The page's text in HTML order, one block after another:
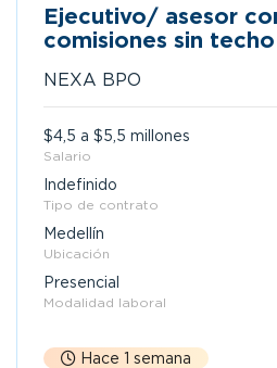
Ejecutivo/ asesor
comisiones sin
indefinido - libranza
NEXA BPO
$4,5 a $5,5 millones
Salario
Indefinido
Tipo de contrato
Medellín
Ubicación
Presencial
Modalidad laboral
Hace 1 semana